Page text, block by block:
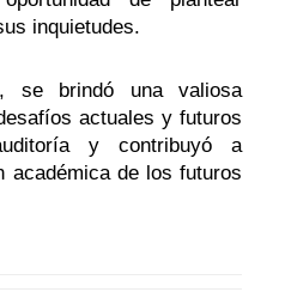
inquietudes.
se brindó una valiosa
actuales y futuros
y contribuyó a
académica de los futuros